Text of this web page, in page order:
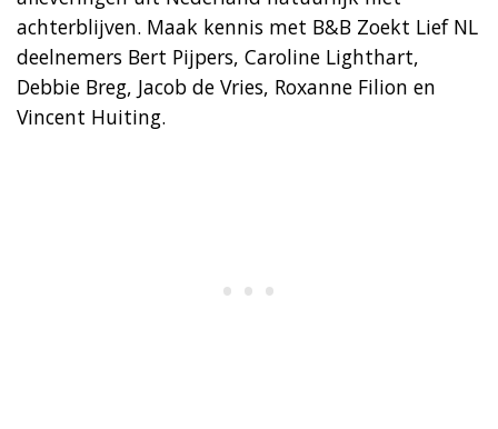
achterblijven. Maak kennis met B&B Zoekt Lief NL
deelnemers Bert Pijpers, Caroline Lighthart,
Debbie Breg, Jacob de Vries, Roxanne Filion en
Vincent Huiting.